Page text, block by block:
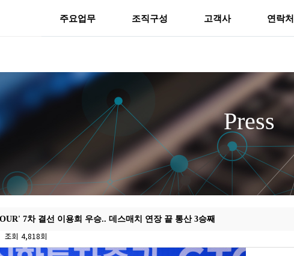
주요업무 조직구성 고객사 연락처
Press
7차 결선 이용희 우승.. 데스매치 연장 끝 통산 3승째
조회 4,818회